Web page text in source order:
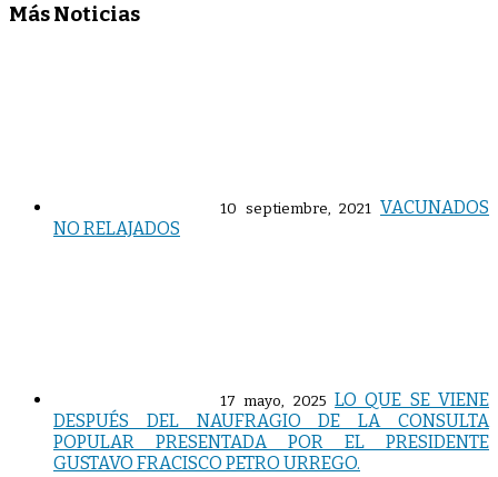
Más Noticias
10 septiembre, 2021 VACUNADOS
NO RELAJADOS
17 mayo, 2025 LO QUE SE VIENE
DESPUÉS DEL NAUFRAGIO DE LA CONSULTA
POPULAR PRESENTADA POR EL PRESIDENTE
GUSTAVO FRACISCO PETRO URREGO.